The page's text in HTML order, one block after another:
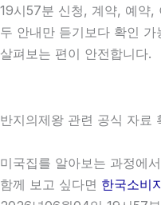
19시57분 신청, 계약, 예약,
두 안내만 듣기보다 확인
살펴보는 편이 안전합니다.
반지의제왕 관련 공식 자료
미국집를 알아보는 과정에
함께 보고 싶다면 한국소비